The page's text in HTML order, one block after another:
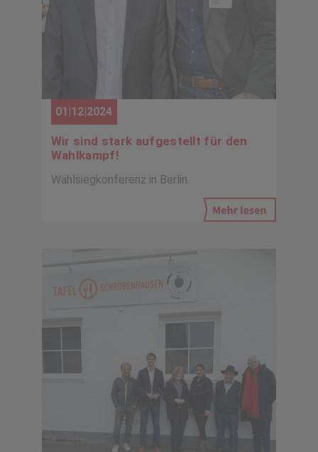
01|12|2024
Wir sind stark aufgestellt für den
Wahlkampf!
Wahlsiegkonferenz in Berlin.